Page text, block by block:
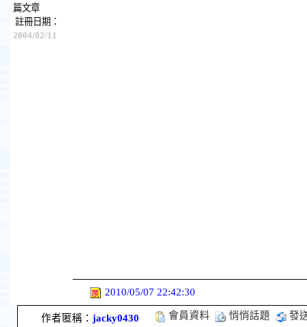
篇文章
註冊日期：
2004/02/11
2010/05/07 22:42:30
作者匿稱： jacky0430 會員資料 悄悄話題 發